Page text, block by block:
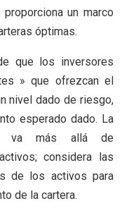
un marco
óptimas.
que los inversores
» que ofrezcan el
nivel dado de riesgo,
esperado dado. La
va más allá de
considera las
de los activos para
de la cartera.